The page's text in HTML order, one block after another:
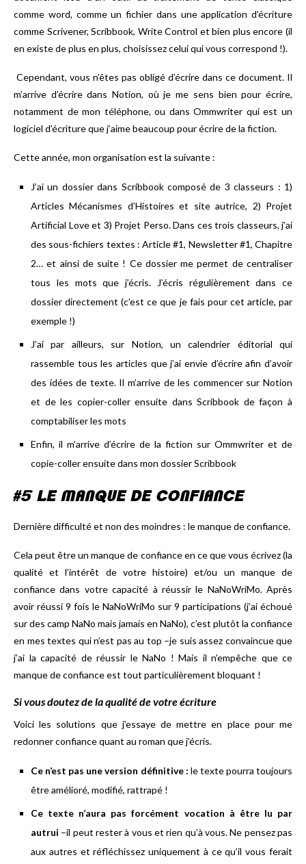
comme word, comme un fichier dans une application d’écriture
comme Scrivener, Scribbook, Write Control et bien plus encore (il
en existe de plus en plus, choisissez celui qui vous correspond !).
Cependant, vous n’êtes pas obligé d’écrire dans ce document. Il
m’arrive d’écrire dans Notion, où je me sens bien pour écrire,
notamment de mon téléphone, ou dans Ommwriter qui est un
logiciel d’écriture que j’aime beaucoup pour écrire de la fiction.
Cette année, mon organisation est la suivante :
J’ai un dossier dans Scribbook composé de 3 classeurs : 1)
Articles Mécanismes d’Histoires et site autrice, 2) Projet
Artificial Love et 3) Projet Perso. Dans ces trois classeurs, j’ai
des sous-fichiers textes : Article #1, Newsletter #1, Chapitre
2… et ainsi de suite ! Ce dossier me permet de centraliser
tous les mots que j’écris. J’écris régulièrement dans ce
dossier directement (c’est ce que je fais pour cet article, par
exemple !)
J’ai par ailleurs, sur Notion, un calendrier éditorial qui
rassemble tous les articles que j’ai envie d’écrire afin d’avoir
des idées de texte. Il m’arrive de les commencer sur Notion
et de les copier-coller ensuite dans Scribbook de façon à
comptabiliser les mots
Enfin, il m’arrive d’écrire de la fiction sur Ommwriter et de
copie-coller ensuite dans mon dossier Scribbook
#5 LE MANQUE DE CONFIANCE
Dernière difficulté et non des moindres : le manque de confiance.
Cela peut être un manque de confiance en ce que vous écrivez (la
qualité et l’intérêt de votre histoire) et/ou un manque de
confiance dans votre capacité à réussir le NaNoWriMo. Après
avoir réussi 9 fois le NaNoWriMo sur 9 participations (j’ai échoué
sur des camp NaNo mais jamais en NaNo), c’est plutôt la confiance
en mes textes qui n’est pas au top –je suis assez convaincue que
j’ai la capacité de réussir le NaNo ! Mais il n’empêche que ce
manque de confiance est tout particulièrement bloquant !
Si vous doutez de la qualité de votre écriture
Voici les solutions que j’essaye de mettre en place pour me
redonner confiance quant au roman que j’écris.
Ce n’est pas une version définitive : le texte pourra toujours
être amélioré, modifié, rattrapé !
Ce texte n’aura pas forcément vocation à être lu par
autrui –il peut rester à vous et rien qu’à vous. Ne pensez pas
aux autres et réfléchissez uniquement à ce qu’il vous ferait